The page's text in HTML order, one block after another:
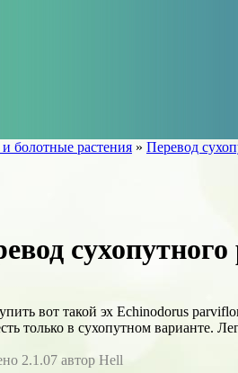
болотные растения » Перевод
вот такой эх Echinodorus
только в сухопутном варианте.
2.1.07 автор Hell